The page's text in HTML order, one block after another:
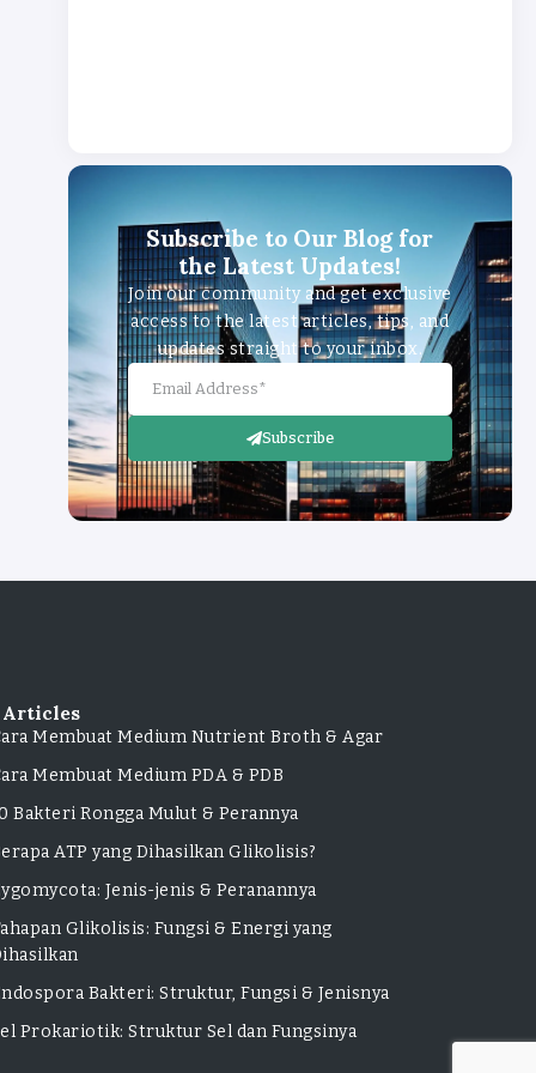
Subscribe to Our Blog for
the Latest Updates!
Join our community and get exclusive
access to the latest articles, tips, and
updates straight to your inbox.
Subscribe
Articles
Membuat Medium Nutrient Broth & Agar
Membuat Medium PDA & PDB
Bakteri Rongga Mulut & Perannya
ATP yang Dihasilkan Glikolisis?
Jenis-jenis & Peranannya
Glikolisis: Fungsi & Energi yang
Bakteri: Struktur, Fungsi & Jenisnya
Prokariotik: Struktur Sel dan Fungsinya